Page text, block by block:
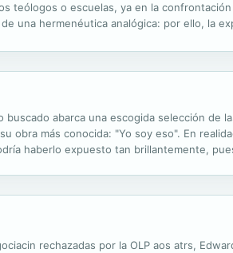
teólogos o escuelas, ya en la
una hermenéutica analógica: por ello, la
buscado abarca una escogida selección de
obra más conocida: "Yo soy eso". En
haberlo expuesto tan brillantemente,
rechazadas por la OLP aos atrs,